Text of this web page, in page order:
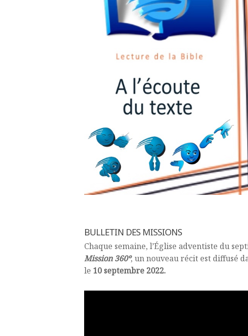
BULLETIN DES MISSIONS
Chaque semaine, l’Église adventiste du
Mission 360º, un nouveau récit est diffusé
le 10 septembre 2022.